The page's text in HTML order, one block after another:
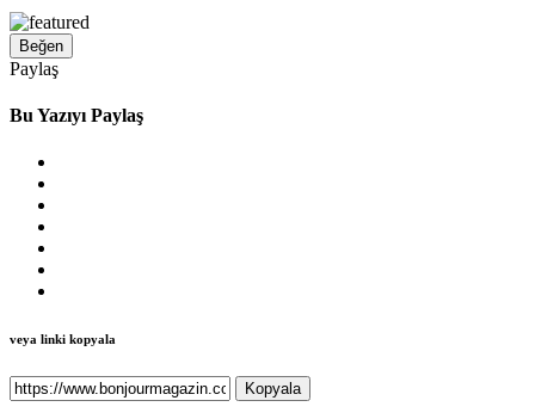
Beğen
Paylaş
Bu Yazıyı Paylaş
veya linki kopyala
Kopyala